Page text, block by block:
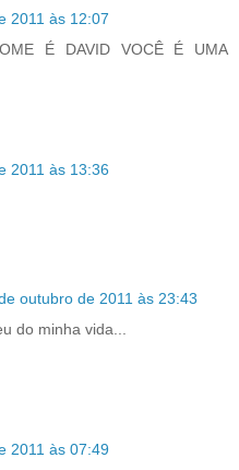
2011 às 12:07
É DAVID VOCÊ É UMA
2011 às 13:36
outubro de 2011 às 23:43
do minha vida...
2011 às 07:49